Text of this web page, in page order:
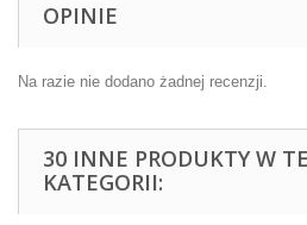
OPINIE
Na razie nie dodano żadnej recenzji.
30 INNE PRODUKTY W
KATEGORII: